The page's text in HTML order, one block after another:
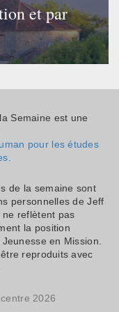
et par
Semaine est une
pour les études
de la semaine sont
personnelles de Jeff
ne reflètent pas
la position
en Mission.
reproduits avec
2026